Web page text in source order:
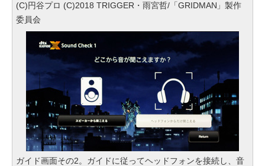
(C)円谷プロ (C)2018 TRIGGER・雨宮哲/「GRIDMAN」製作
委員会
ガイド画面その2。ガイドに従ってヘッドフォンを接続し、音